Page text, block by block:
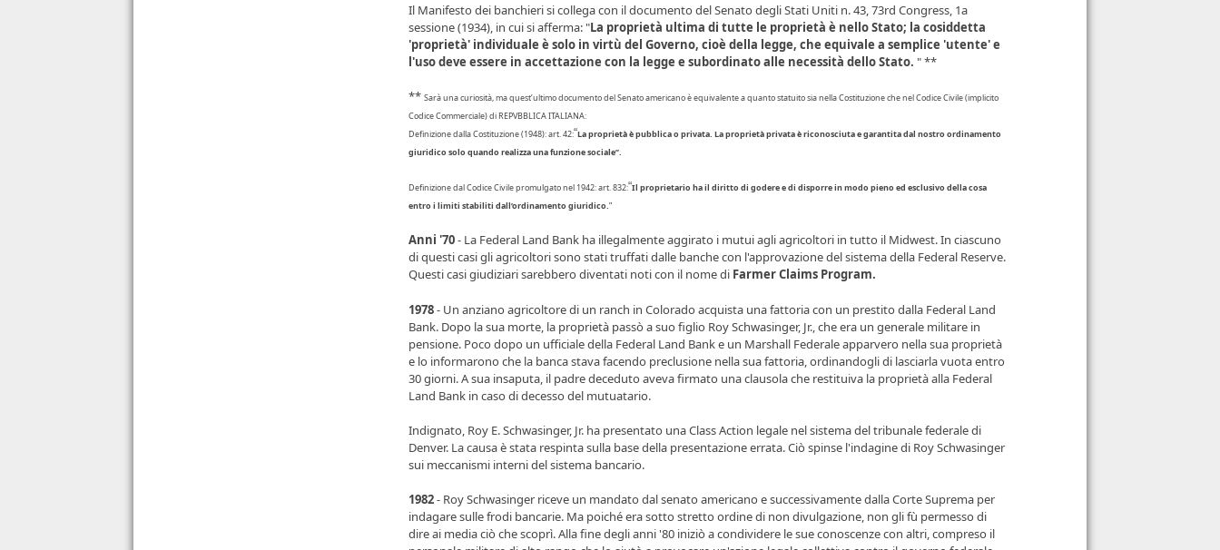
Il Manifesto dei banchieri si collega con il documento del Senato degli Stati Uniti n. 43, 73rd Congress, 1a
sessione (1934), in cui si afferma: "La proprietà ultima di tutte le proprietà è nello Stato; la cosiddetta
'proprietà' individuale è solo in virtù del Governo, cioè della legge, che equivale a semplice 'utente' e
l'uso deve essere in accettazione con la legge e subordinato alle necessità dello Stato. " **
** Sarà una curiosità, ma quest’ultimo documento del Senato americano è equivalente a quanto statuito sia nella Costituzione che nel Codice Civile (implicito
Codice Commerciale) di REPVBBLICA ITALIANA:
Definizione dalla Costituzione (1948): art. 42:“La proprietà è pubblica o privata. La proprietà privata è riconosciuta e garantita dal nostro ordinamento
giuridico solo quando realizza una funzione sociale”.
Definizione dal Codice Civile promulgato nel 1942: art. 832:“Il proprietario ha il diritto di godere e di disporre in modo pieno ed esclusivo della cosa
entro i limiti stabiliti dall’ordinamento giuridico.”
Anni '70- La Federal Land Bank ha illegalmente aggirato i mutui agli agricoltori in tutto il Midwest. In ciascuno
di questi casi gli agricoltori sono stati truffati dalle banche con l'approvazione del sistema della Federal Reserve.
Questi casi giudiziari sarebbero diventati noti con il nome di Farmer Claims Program.
1978- Un anziano agricoltore di un ranch in Colorado acquista una fattoria con un prestito dalla Federal Land
Bank. Dopo la sua morte, la proprietà passò a suo figlio Roy Schwasinger, Jr., che era un generale militare in
pensione. Poco dopo un ufficiale della Federal Land Bank e un Marshall Federale apparvero nella sua proprietà
e lo informarono che la banca stava facendo preclusione nella sua fattoria, ordinandogli di lasciarla vuota entro
30 giorni. A sua insaputa, il padre deceduto aveva firmato una clausola che restituiva la proprietà alla Federal
Land Bank in caso di decesso del mutuatario.
Indignato, Roy E. Schwasinger, Jr. ha presentato una Class Action legale nel sistema del tribunale federale di
Denver. La causa è stata respinta sulla base della presentazione errata. Ciò spinse l'indagine di Roy Schwasinger
sui meccanismi interni del sistema bancario.
1982- Roy Schwasinger riceve un mandato dal senato americano e successivamente dalla Corte Suprema per
indagare sulle frodi bancarie. Ma poiché era sotto stretto ordine di non divulgazione, non gli fù permesso di
dire ai media ciò che scoprì. Alla fine degli anni '80 iniziò a condividere le sue conoscenze con altri, compreso il